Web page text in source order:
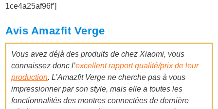
1ce4a25af96f’]
Avis Amazfit Verge
Vous avez déjà des produits de chez Xiaomi, vous
connaissez donc l’excellent rapport qualité/prix de leur
production.L’Amazfit Verge ne cherche pas à vous
impressionner par son style, mais elle a toutes les
fonctionnalités des montres connectées de dernière